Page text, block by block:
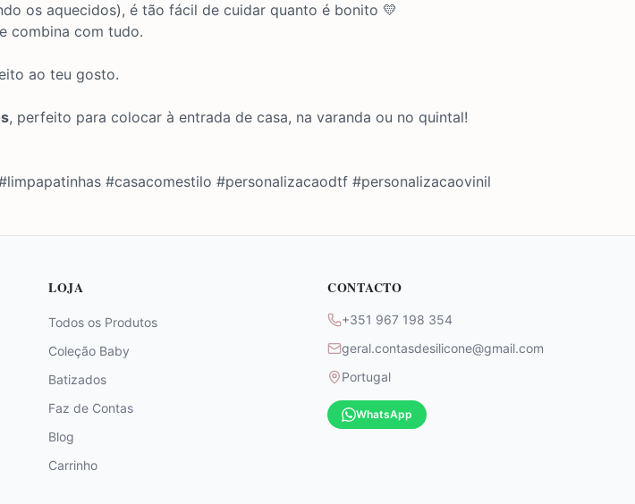
os aquecidos), é tão fácil de cuidar quanto é bonito 💛
combina com tudo.
ao teu gosto.
, perfeito para colocar à entrada de casa, na varanda ou no quintal!
#casacomestilo #personalizacaodtf #personalizacaovinil
LOJA
Todos os Produtos
Coleção Baby
Batizados
Faz de Contas
Blog
Carrinho
CONTACTO
+351 967 198 354
geral.contasdesilicone@gmail.com
Portugal
WhatsApp